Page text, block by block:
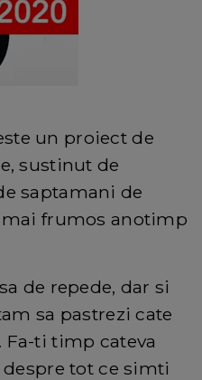
un proiect de
sustinut de
saptamani de
frumos anotimp
de repede, dar si
sa pastrezi cate
ti timp cateva
tot ce simti